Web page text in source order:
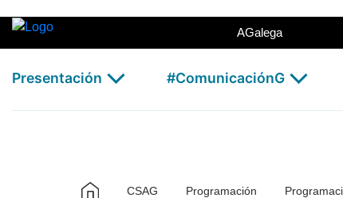
Skip to Main Content
Galicia TV America - CSAG
AGalega
Presentación #ComunicaciónG
CSAG Programación